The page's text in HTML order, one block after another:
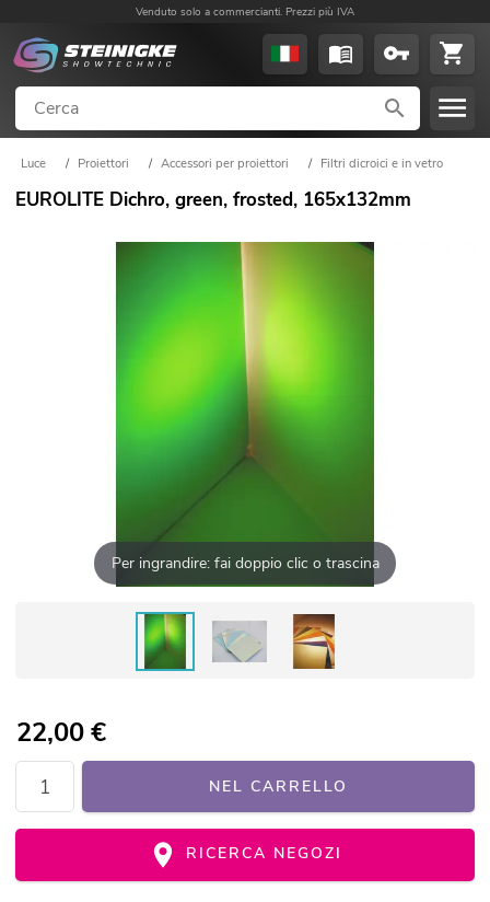
Venduto solo a commercianti. Prezzi più IVA
Luce / Proiettori / Accessori per proiettori / Filtri dicroici e in vetro
EUROLITE Dichro, green, frosted, 165x132mm
Per ingrandire: fai doppio clic o trascina
22,00€
NEL CARRELLO
RICERCA NEGOZI